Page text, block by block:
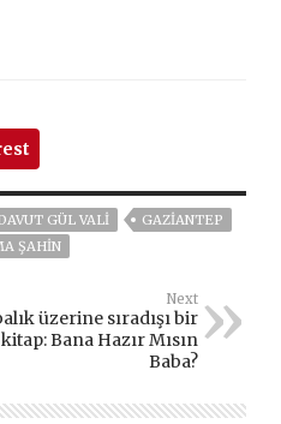
GÜL VALİ
GAZIANTEP
ŞAHIN
Next
üzerine sıradışı bir
kitap: Bana Hazır Mısın
Baba?